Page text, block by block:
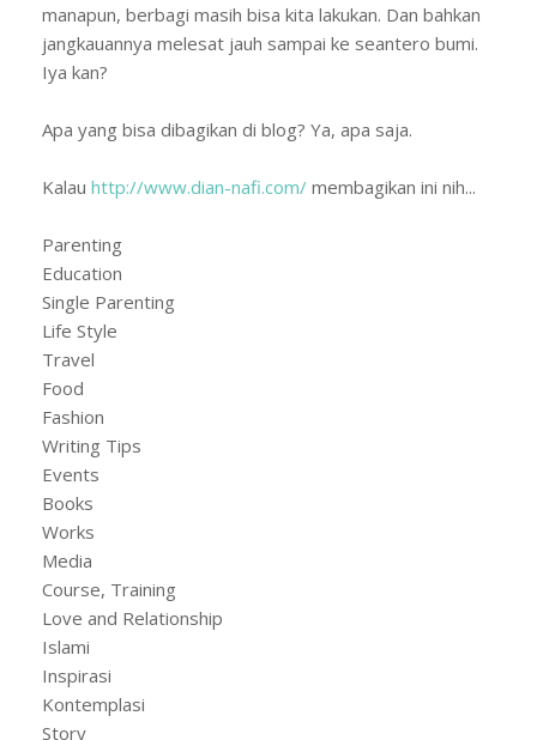
manapun, berbagi masih bisa kita lakukan. Dan bahkan
jangkauannya melesat jauh sampai ke seantero bumi.
Iya kan?
Apa yang bisa dibagikan di blog? Ya, apa saja.
Kalau http://www.dian-nafi.com/ membagikan ini nih...
Parenting
Education
Single Parenting
Life Style
Travel
Food
Fashion
Writing Tips
Events
Books
Works
Media
Course, Training
Love and Relationship
Islami
Inspirasi
Kontemplasi
Story